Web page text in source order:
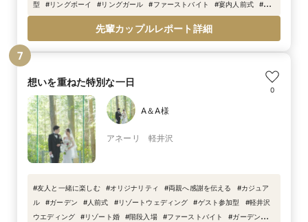
型
#リングボーイ #リングガール #ファーストバイト #宴内人前式 #ぬ
いぐるみトス
#友人スピーチ
先輩カップルレポート詳細
7
想いを重ねた特別な一日
0
A＆A様
アネーリ 軽井沢
#友人と一緒に楽しむ #オリジナリティ #両親へ感謝を伝える #カジュア
ル
#ガーデン #人前式 #リゾートウェディング #ゲスト参加型 #軽井沢
ウエディング
#リゾート婚 #階段入場 #ファーストバイト #ガーデン入